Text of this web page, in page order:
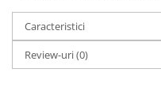
Caracteristici
Review-uri(0)